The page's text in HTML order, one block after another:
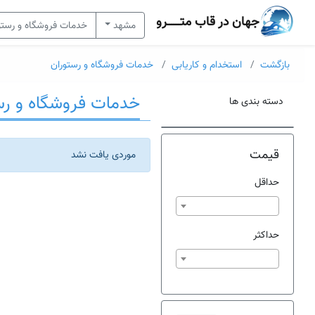
جهان در قاب متــــــرو مشهد خدمات فروشگاه و
بازگشت استخدام و کاریابی خدمات فروشگاه و رستوران
دسته بندی ها
قیمت
حداقل
حداکثر
خدمات فروشگاه و
موردی یافت نشد